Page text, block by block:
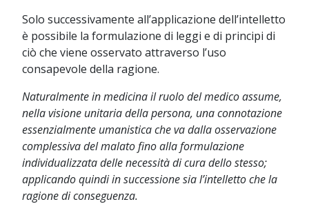
Solo successivamente all’applicazione dell’intelletto
è possibile la formulazione di leggi e di principi di
ciò che viene osservato attraverso l’uso
consapevole della ragione.
Naturalmente in medicina il ruolo del medico assume,
nella visione unitaria della persona, una connotazione
essenzialmente umanistica che va dalla osservazione
complessiva del malato fino alla formulazione
individualizzata delle necessità di cura dello stesso;
applicando quindi in successione sia l’intelletto che la
ragione di conseguenza.